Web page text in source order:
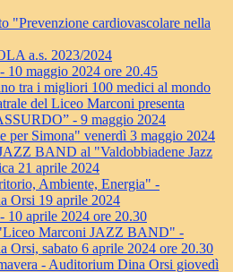
"Prevenzione cardiovascolare nella
a.s. 2023/2024
10 maggio 2024 ore 20.45
tra i migliori 100 medici al mondo
del Liceo Marconi presenta
- 9 maggio 2024
per Simona" venerdì 3 maggio 2024
BAND al "Valdobbiadene Jazz
21 aprile 2024
Ambiente, Energia" -
Orsi 19 aprile 2024
10 aprile 2024 ore 20.30
Marconi JAZZ BAND" -
Orsi, sabato 6 aprile 2024 ore 20.30
- Auditorium Dina Orsi giovedì